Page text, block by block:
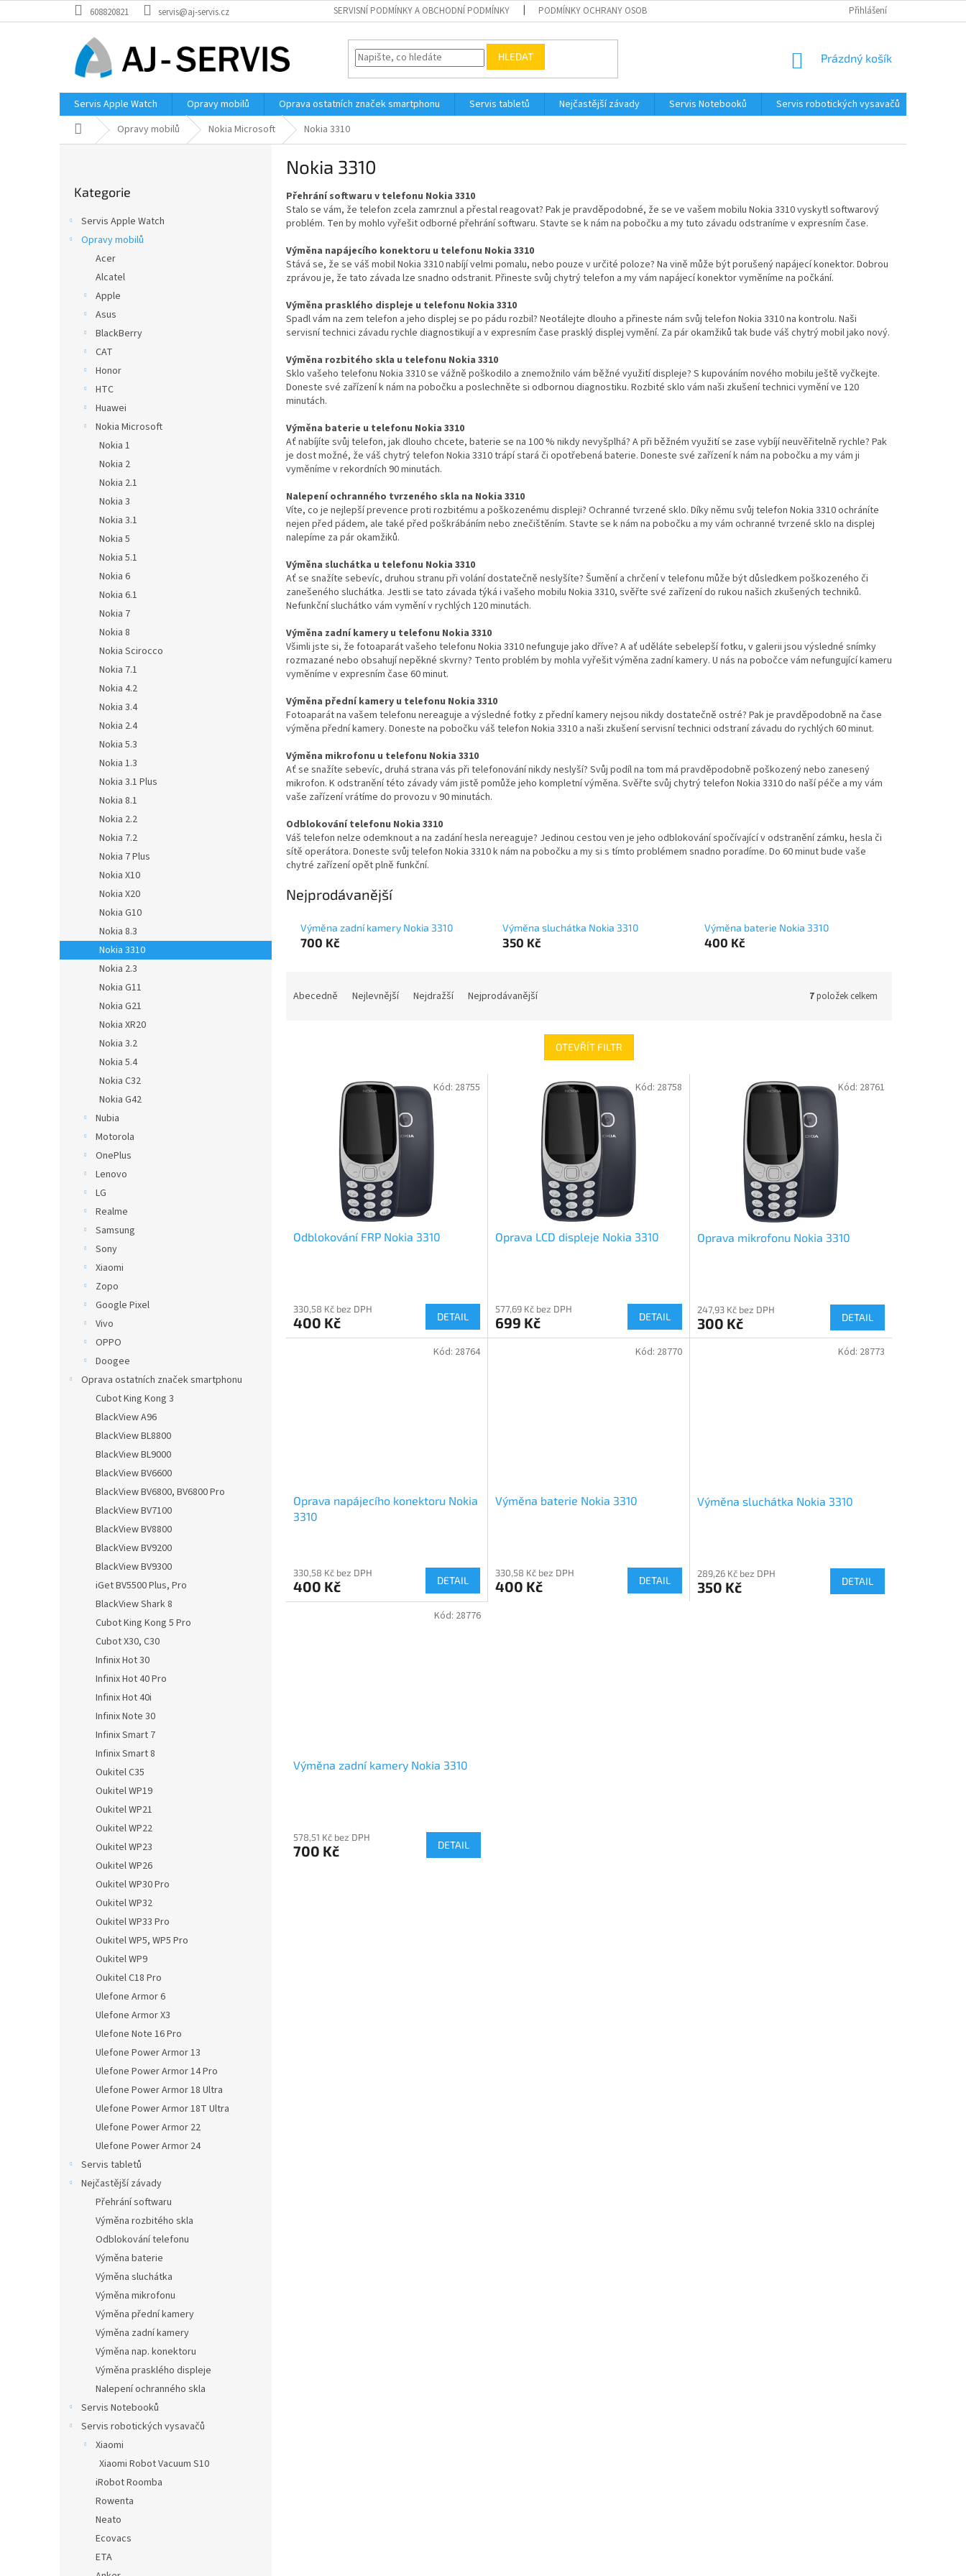
na
608820821 servis@aj-servis.cz SERVISNÍ PODMÍNKY A OBCHODNÍ PODMÍNKY PODMÍNKY OCHRANY OSOBNÍCH ÚDAJŮ Přihlášení
HLEDAT
NÁKUPNÍ
Prázdný košík
Servis Apple Watch Opravy mobilů Oprava ostatních značek smartphonu Servis tabletů Nejčastější závady Servis Notebooků Servis robotických vysavačů
Domů Opravy mobilů Nokia Microsoft Nokia 3310
kategorie
Kategorie
Servis Apple Watch
Opravy mobilů
Acer
Alcatel
Apple
Asus
BlackBerry
CAT
Honor
HTC
Huawei
Nokia Microsoft
Nokia 1
Nokia 2
Nokia 2.1
Nokia 3
Nokia 3.1
Nokia 5
Nokia 5.1
Nokia 6
Nokia 6.1
Nokia 7
Nokia 8
Nokia Scirocco
Nokia 7.1
Nokia 4.2
Nokia 3.4
Nokia 2.4
Nokia 5.3
Nokia 1.3
Nokia 3.1 Plus
Nokia 8.1
Nokia 2.2
Nokia 7.2
Nokia 7 Plus
Nokia X10
Nokia X20
Nokia G10
Nokia 8.3
Nokia 3310
Nokia 2.3
Nokia G11
Nokia G21
Nokia XR20
Nokia 3.2
Nokia 5.4
Nokia C32
Nokia G42
Nubia
Motorola
OnePlus
Lenovo
LG
Realme
Samsung
Sony
Xiaomi
Zopo
Google Pixel
Vivo
OPPO
Doogee
Oprava ostatních značek smartphonu
Cubot King Kong 3
BlackView A96
BlackView BL8800
BlackView BL9000
BlackView BV6600
BlackView BV6800, BV6800 Pro
BlackView BV7100
BlackView BV8800
BlackView BV9200
BlackView BV9300
iGet BV5500 Plus, Pro
BlackView Shark 8
Cubot King Kong 5 Pro
Cubot X30, C30
Infinix Hot 30
Infinix Hot 40 Pro
Infinix Hot 40i
Infinix Note 30
Infinix Smart 7
Infinix Smart 8
Oukitel C35
Oukitel WP19
Oukitel WP21
Oukitel WP22
Oukitel WP23
Oukitel WP26
Oukitel WP30 Pro
Oukitel WP32
Oukitel WP33 Pro
Oukitel WP5, WP5 Pro
Oukitel WP9
Oukitel C18 Pro
Ulefone Armor 6
Ulefone Armor X3
Ulefone Note 16 Pro
Ulefone Power Armor 13
Ulefone Power Armor 14 Pro
Ulefone Power Armor 18 Ultra
Ulefone Power Armor 18T Ultra
Ulefone Power Armor 22
Ulefone Power Armor 24
Servis tabletů
Nejčastější závady
Přehrání softwaru
Výměna rozbitého skla
Odblokování telefonu
Výměna baterie
Výměna sluchátka
Výměna mikrofonu
Výměna přední kamery
Výměna zadní kamery
Výměna nap. konektoru
Výměna prasklého displeje
Nalepení ochranného skla
Servis Notebooků
Servis robotických vysavačů
Xiaomi
Xiaomi Robot Vacuum S10
iRobot Roomba
Rowenta
Neato
Ecovacs
ETA
Nokia 3310
Přehrání softwaru v telefonu Nokia 3310
Stalo se vám, že telefon zcela zamrznul a přestal reagovat? Pak je pravděpodobné, že se ve vašem mobilu Nokia 3310 vyskytl softwarový
problém. Ten by mohlo vyřešit odborné přehrání softwaru. Stavte se k nám na pobočku a my tuto závadu odstraníme v expresním čase.
Výměna napájecího konektoru u telefonu Nokia 3310
Stává se, že se váš mobil Nokia 3310 nabíjí velmi pomalu, nebo pouze v určité poloze? Na vině může být porušený napájecí konektor. Dobrou
zprávou je, že tato závada lze snadno odstranit. Přineste svůj chytrý telefon a my vám napájecí konektor vyměníme na počkání.
Výměna prasklého displeje u telefonu Nokia 3310
Spadl vám na zem telefon a jeho displej se po pádu rozbil? Neotálejte dlouho a přineste nám svůj telefon Nokia 3310 na kontrolu. Naši
servisní technici závadu rychle diagnostikují a v expresním čase prasklý displej vymění. Za pár okamžiků tak bude váš chytrý mobil jako nový.
Výměna rozbitého skla u telefonu Nokia 3310
Sklo vašeho telefonu Nokia 3310 se vážně poškodilo a znemožnilo vám běžné využití displeje? S kupováním nového mobilu ještě vyčkejte.
Doneste své zařízení k nám na pobočku a poslechněte si odbornou diagnostiku. Rozbité sklo vám naši zkušení technici vymění ve 120
minutách.
Výměna baterie u telefonu Nokia 3310
Ať nabíjíte svůj telefon, jak dlouho chcete, baterie se na 100 % nikdy nevyšplhá? A při běžném využití se zase vybíjí neuvěřitelně rychle? Pak
je dost možné, že váš chytrý telefon Nokia 3310 trápí stará či opotřebená baterie. Doneste své zařízení k nám na pobočku a my vám ji
vyměníme v rekordních 90 minutách.
Nalepení ochranného tvrzeného skla na Nokia 3310
Víte, co je nejlepší prevence proti rozbitému a poškozenému displeji? Ochranné tvrzené sklo. Díky němu svůj telefon Nokia 3310 ochráníte
nejen před pádem, ale také před poškrábáním nebo znečištěním. Stavte se k nám na pobočku a my vám ochranné tvrzené sklo na displej
nalepíme za pár okamžiků.
Výměna sluchátka u telefonu Nokia 3310
Ať se snažíte sebevíc, druhou stranu při volání dostatečně neslyšíte? Šumění a chrčení v telefonu může být důsledkem poškozeného či
zanešeného sluchátka. Jestli se tato závada týká i vašeho mobilu Nokia 3310, svěřte své zařízení do rukou našich zkušených techniků.
Nefunkční sluchátko vám vymění v rychlých 120 minutách.
Výměna zadní kamery u telefonu Nokia 3310
Všimli jste si, že fotoaparát vašeho telefonu Nokia 3310 nefunguje jako dříve? A ať uděláte sebelepší fotku, v galerii jsou výsledné snímky
rozmazané nebo obsahují nepěkné skvrny? Tento problém by mohla vyřešit výměna zadní kamery. U nás na pobočce vám nefungující kameru
vyměníme v expresním čase 60 minut.
Výměna přední kamery u telefonu Nokia 3310
Fotoaparát na vašem telefonu nereaguje a výsledné fotky z přední kamery nejsou nikdy dostatečně ostré? Pak je pravděpodobně na čase
výměna přední kamery. Doneste na pobočku váš telefon Nokia 3310 a naši zkušení servisní technici odstraní závadu do rychlých 60 minut.
Výměna mikrofonu u telefonu Nokia 3310
Ať se snažíte sebevíc, druhá strana vás při telefonování nikdy neslyší? Svůj podíl na tom má pravděpodobně poškozený nebo zanesený
mikrofon. K odstranění této závady vám jistě pomůže jeho kompletní výměna. Svěřte svůj chytrý telefon Nokia 3310 do naší péče a my vám
vaše zařízení vrátíme do provozu v 90 minutách.
Odblokování telefonu Nokia 3310
Váš telefon nelze odemknout a na zadání hesla nereaguje? Jedinou cestou ven je jeho odblokování spočívající v odstranění zámku, hesla či
sítě operátora. Doneste svůj telefon Nokia 3310 k nám na pobočku a my si s tímto problémem snadno poradíme. Do 60 minut bude vaše
chytré zařízení opět plně funkční.
Nejprodávanější
Výměna zadní kamery Nokia 3310
700 Kč
Výměna sluchátka Nokia 3310
350 Kč
Výměna baterie Nokia 3310
400 Kč
Abecedně Nejlevnější Nejdražší Nejprodávanější 7položek celkem
OTEVŘÍT FILTR
Odblokování FRP Nokia 3310
330,58 Kč bez DPH
400 Kč DETAIL
Kód: 28755
Oprava LCD displeje Nokia 3310
577,69 Kč bez DPH
699 Kč DETAIL
Kód: 28758
Oprava mikrofonu Nokia 3310
247,93 Kč bez DPH
300 Kč DETAIL
Kód: 28761
Oprava napájecího konektoru Nokia
3310
330,58 Kč bez DPH
400 Kč DETAIL
Kód: 28764
Výměna baterie Nokia 3310
330,58 Kč bez DPH
400 Kč DETAIL
Kód: 28770
Výměna sluchátka Nokia 3310
289,26 Kč bez DPH
350 Kč DETAIL
Kód: 28773
Výměna zadní kamery Nokia 3310
578,51 Kč bez DPH
700 Kč DETAIL
Kód: 28776